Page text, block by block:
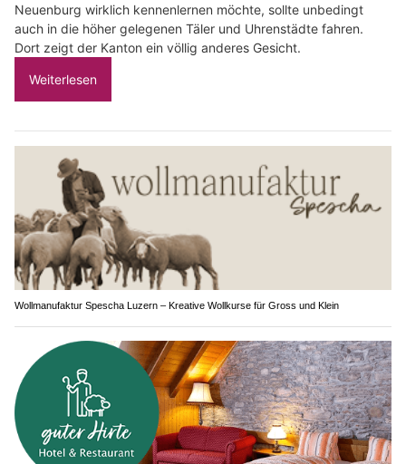
Neuenburg wirklich kennenlernen möchte, sollte unbedingt
auch in die höher gelegenen Täler und Uhrenstädte fahren.
Dort zeigt der Kanton ein völlig anderes Gesicht.
Weiterlesen
Wollmanufaktur Spescha Luzern – Kreative Wollkurse für Gross und Klein